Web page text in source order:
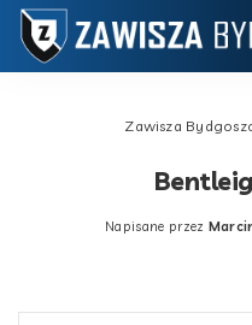
Zawisza
Posted
Napisane przez